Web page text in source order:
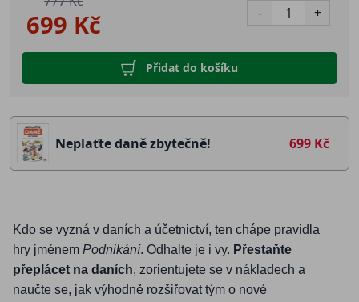
699 Kč - +
Přidat do košíku
Neplaťte daně zbytečně! 699 Kč
Kdo se vyzná v daních a účetnictví, ten chápe pravidla
hry jménem Podnikání. Odhalte je i vy. Přestaňte
přeplácet na daních, zorientujete se v nákladech a
naučte se, jak výhodně rozšiřovat tým o nové